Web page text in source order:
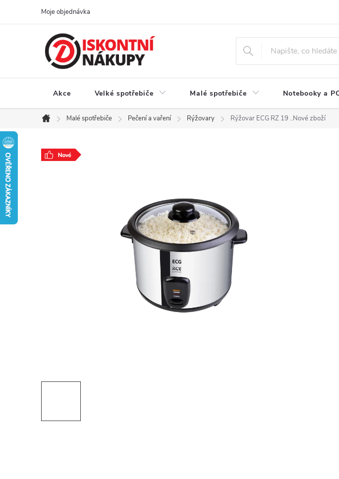
Moje objednávka
Akce Velké spotřebiče Malé spotřebiče Notebooky a
Domů
Malé spotřebiče Pečení a vaření Rýžovary Rýžovar ECG RZ 19 ..Nové zboží